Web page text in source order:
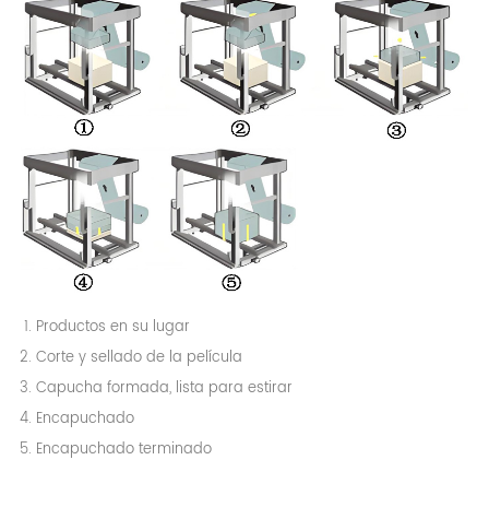
Productos en su lugar
Corte y sellado de la película
Capucha formada, lista para estirar
Encapuchado
Encapuchado terminado